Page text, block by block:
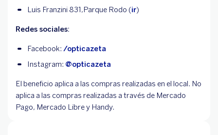
Luis Franzini 831,Parque Rodo (ir)
Redes sociales:
Facebook: /opticazeta
Instagram: @opticazeta
El beneficio aplica a las compras realizadas en el local. No
aplica a las compras realizadas a través de Mercado
Pago, Mercado Libre y Handy.